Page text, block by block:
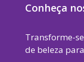
Conheça
Transforme-
de beleza